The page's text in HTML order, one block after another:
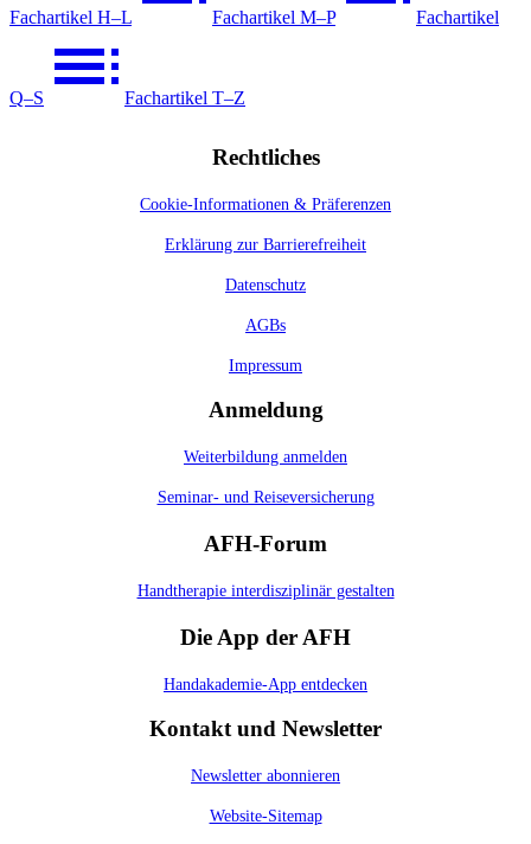
Fachartikel H–L Fachartikel M–P Fachartikel
Q–S Fachartikel T–Z
Rechtliches
Cookie-Informationen & Präferenzen
Erklärung zur Barrierefreiheit
Datenschutz
AGBs
Impressum
Anmeldung
Weiterbildung anmelden
Seminar- und Reiseversicherung
AFH-Forum
Handtherapie interdisziplinär gestalten
Die App der AFH
Handakademie-App entdecken
Kontakt und Newsletter
Newsletter abonnieren
Website-Sitemap